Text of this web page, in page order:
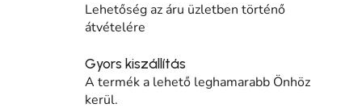
Lehetőség az áru üzletben történő
átvételére
Gyors kiszállítás
A termék a lehető leghamarabb Önhöz
kerül.